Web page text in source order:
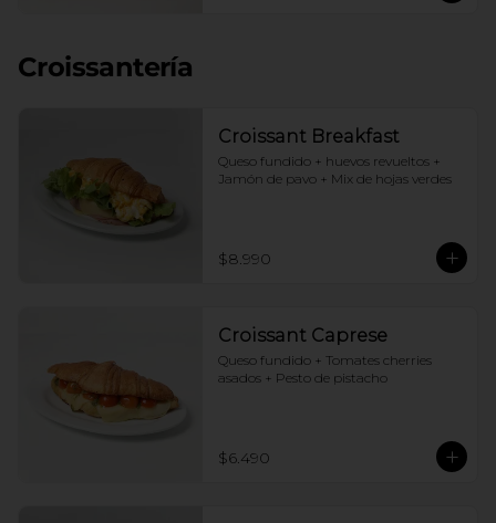
Croissantería
Croissant Breakfast
Queso fundido + huevos revueltos +
Jamón de pavo + Mix de hojas verdes
$8.990
Croissant Caprese
Queso fundido + Tomates cherries
asados + Pesto de pistacho
$6.490